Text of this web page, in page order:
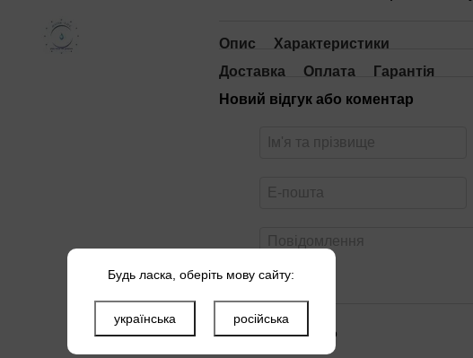
Опис
Характеристики
Доставка
Оплата
Гарантія
Новий відгук або коментар
Оцініть товар
Будь ласка, оберіть мову сайту:
українська російська